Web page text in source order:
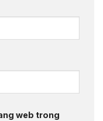
web trong